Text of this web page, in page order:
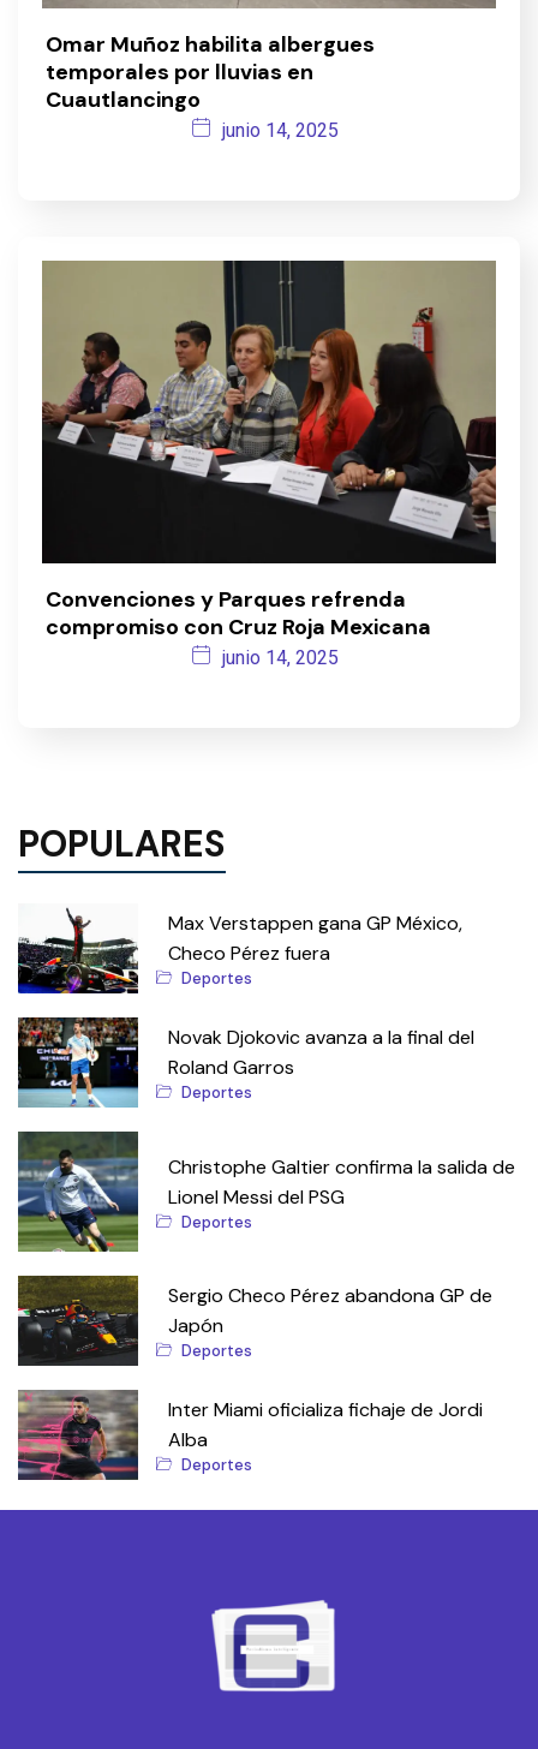
Omar Muñoz habilita albergues
temporales por lluvias en
Cuautlancingo
junio 14, 2025
Convenciones y Parques refrenda
compromiso con Cruz Roja Mexicana
junio 14, 2025
POPULARES
Max Verstappen gana GP México,
Checo Pérez fuera
Deportes
Novak Djokovic avanza a la final del
Roland Garros
Deportes
Christophe Galtier confirma la salida de
Lionel Messi del PSG
Deportes
Sergio Checo Pérez abandona GP de
Japón
Deportes
Inter Miami oficializa fichaje de Jordi
Alba
Deportes